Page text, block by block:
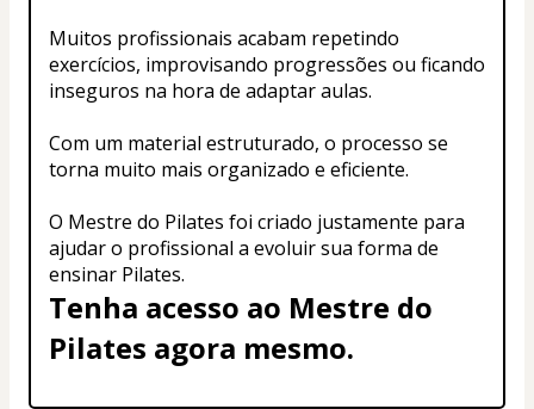
Muitos profissionais acabam repetindo
exercícios, improvisando progressões ou ficando
inseguros na hora de adaptar aulas.
Com um material estruturado, o processo se
torna muito mais organizado e eficiente.
O Mestre do Pilates foi criado justamente para
ajudar o profissional a evoluir sua forma de
ensinar Pilates.
Tenha acesso ao Mestre do
Pilates agora mesmo.